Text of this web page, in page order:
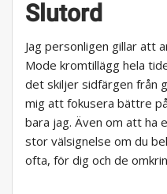
Slutord
Jag personligen gillar att
Mode kromtillägg hela
det skiljer sidfärgen från
mig att fokusera bättre
bara jag. Även om att ha
stor välsignelse om du
ofta, för dig och de